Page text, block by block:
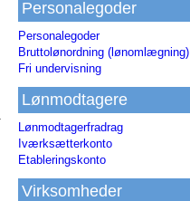
Personalegoder
Personalegoder
Bruttolønordning (lønomlægning)
Fri undervisning
Lønmodtagere
Lønmodtagerfradrag
Iværksætterkonto
Etableringskonto
Virksomheder